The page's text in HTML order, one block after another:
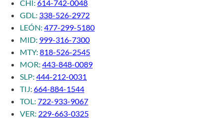
CHI: 614-742-0048
GDL: 338-526-2972
LEÓN: 477-299-5180
MID: 999-316-7300
MTY: 818-526-2545
MOR: 443-848-0089
SLP: 444-212-0031
TIJ: 664-884-1544
TOL: 722-933-9067
VER: 229-663-0325